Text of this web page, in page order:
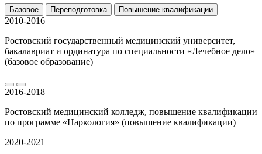
Базовое Переподготовка Повышение квалификации
2010-2016
Ростовский государственный медицинский университет,
бакалавриат и ординатура по специальности «Лечебное дело»
(базовое образование)
2016-2018
Ростовский медицинский колледж, повышение квалификации
по программе «Наркология» (повышение квалификации)
2020-2021